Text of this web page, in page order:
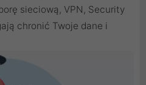
sieciową, VPN, Security
chronić Twoje dane i